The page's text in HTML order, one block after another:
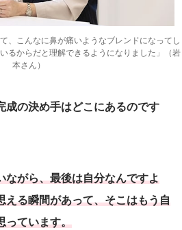
、こんなに鼻が痛いようなブレンドになってし
るからだと理解できるようになりました」（岩
本さん）
の決め手はどこにあるのです
ながら、最後は自分なんですよ
える瞬間があって、そこはもう自
っています。